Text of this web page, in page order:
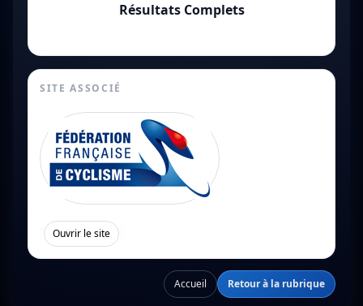
Résultats Complets
SITE ASSOCIÉ
Ouvrir le site
Accueil Retour à la rubrique